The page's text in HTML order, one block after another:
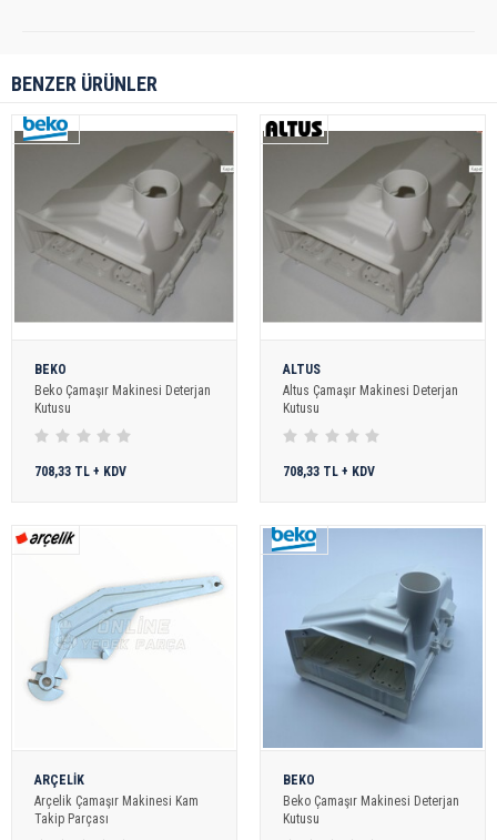
BENZER ÜRÜNLER
BEKO
Beko Çamaşır Makinesi Deterjan
Kutusu
708,33 TL + KDV
ALTUS
Altus Çamaşır Makinesi Deterjan
Kutusu
708,33 TL + KDV
ARÇELİK
Arçelik Çamaşır Makinesi Kam
Takip Parçası
BEKO
Beko Çamaşır Makinesi Deterjan
Kutusu